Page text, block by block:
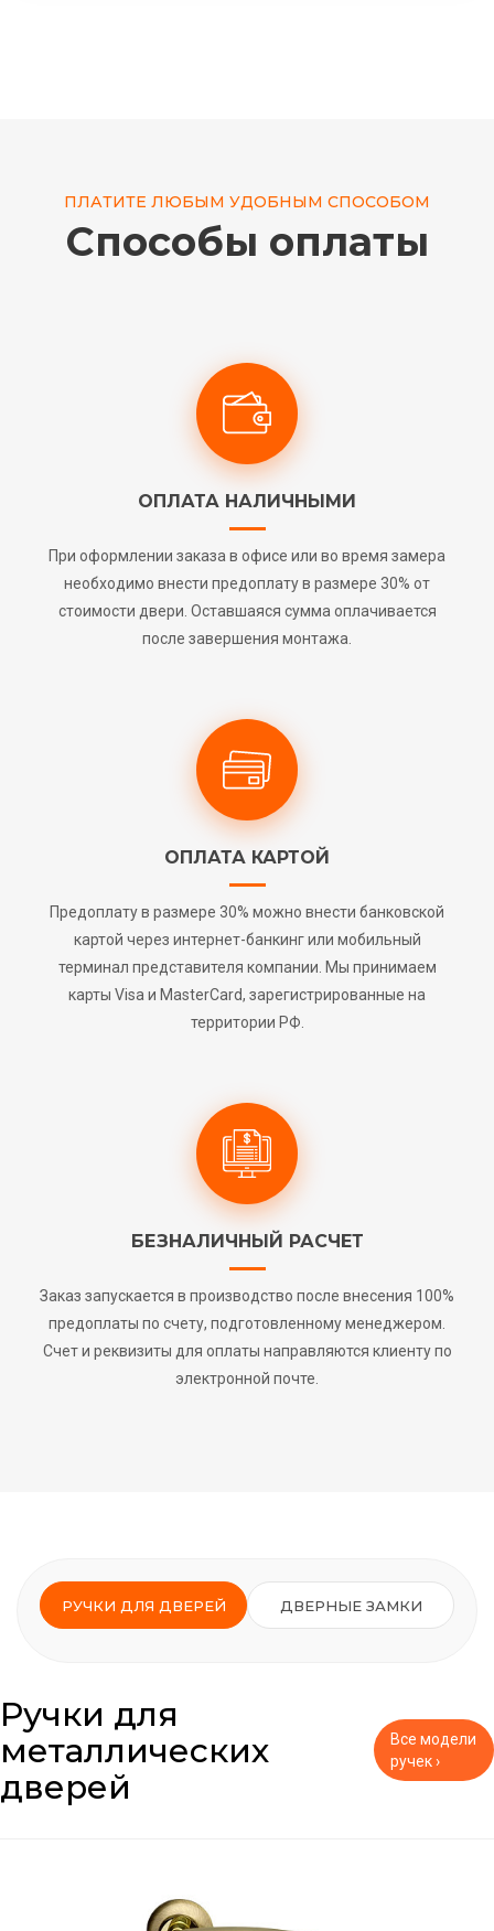
ПЛАТИТЕ ЛЮБЫМ УДОБНЫМ СПОСОБОМ
Способы оплаты
ОПЛАТА НАЛИЧНЫМИ
При оформлении заказа в офисе или во время замера
необходимо внести предоплату в размере 30% от
стоимости двери. Оставшаяся сумма оплачивается
после завершения монтажа.
ОПЛАТА КАРТОЙ
Предоплату в размере 30% можно внести банковской
картой через интернет-банкинг или мобильный
терминал представителя компании. Мы принимаем
карты Visa и MasterCard, зарегистрированные на
территории РФ.
БЕЗНАЛИЧНЫЙ РАСЧЕТ
Заказ запускается в производство после внесения 100%
предоплаты по счету, подготовленному менеджером.
Счет и реквизиты для оплаты направляются клиенту по
электронной почте.
РУЧКИ ДЛЯ ДВЕРЕЙ ДВЕРНЫЕ ЗАМКИ
Ручки для
металлических
дверей
Все модели
ручек ›